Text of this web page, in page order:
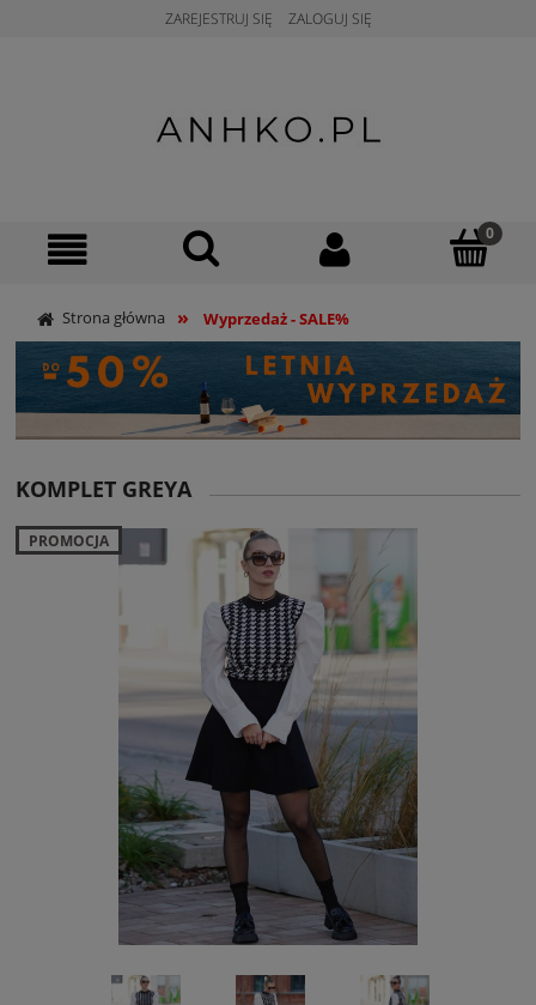
ZAREJESTRUJ SIĘ ZALOGUJ SIĘ
Strona główna » Wyprzedaż - SALE%
KOMPLET GREYA
PROMOCJA